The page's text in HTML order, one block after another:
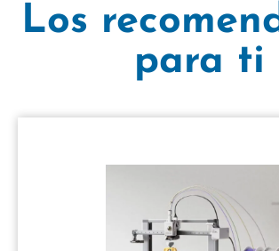
Los
para ti